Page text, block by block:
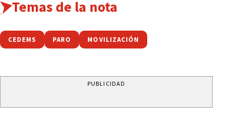
Temas de la nota
CEDEMS PARO MOVILIZACIÓN
PUBLICIDAD